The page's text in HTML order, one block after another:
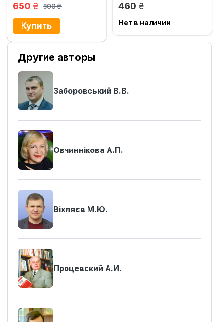
800
грн.
650 грн. 460 грн.
Нет в наличии
Другие авторы
Заборовський В.В.
Овчиннікова А.П.
Віхляєв М.Ю.
Процевский А.И.